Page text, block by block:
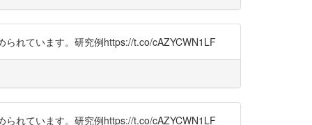
れています。研究例https://t.co/cAZYCWN1LF
れています。研究例https://t.co/cAZYCWN1LF